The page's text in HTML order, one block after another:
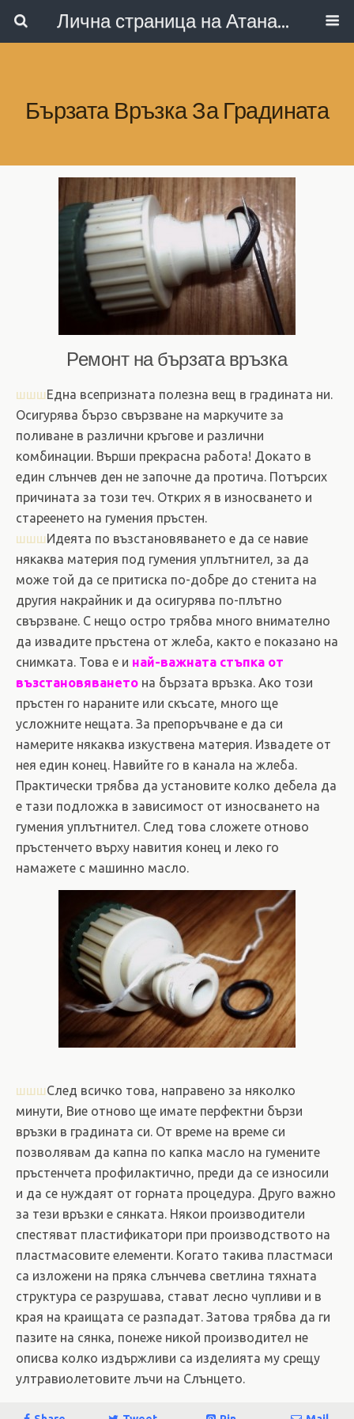
Лична страница на Атанас Коларов
Бързата Връзка За Градината
Ремонт на бързата връзка
шшшЕдна всепризната полезна вещ в градината ни.
Осигурява бързо свързване на маркучите за
поливане в различни кръгове и различни
комбинации. Върши прекрасна работа! Докато в
един слънчев ден не започне да протича. Потърсих
причината за този теч. Открих я в износването и
стареенето на гумения пръстен.
шшшИдеята по възстановяването е да се навие
някаква материя под гумения уплътнител, за да
може той да се притиска по-добре до стенита на
другия накрайник и да осигурява по-плътно
свързване. С нещо остро трябва много внимателно
да извадите пръстена от жлеба, както е показано на
снимката. Това е и най-важната стъпка от
възстановяването на бързата връзка. Ако този
пръстен го нараните или скъсате, много ще
усложните нещата. За препоръчване е да си
намерите някаква изкуствена материя. Извадете от
нея един конец. Навийте го в канала на жлеба.
Практически трябва да установите колко дебела да
е тази подложка в зависимост от износването на
гумения уплътнител. След това сложете отново
пръстенчето върху навития конец и леко го
намажете с машинно масло.
шшшСлед всичко това, направено за няколко
минути, Вие отново ще имате перфектни бързи
връзки в градината си. От време на време си
позволявам да капна по капка масло на гумените
пръстенчета профилактично, преди да се износили
и да се нуждаят от горната процедура. Друго важно
за тези връзки е сянката. Някои производители
спестяват пластификатори при производството на
пластмасовите елементи. Когато такива пластмаси
са изложени на пряка слънчева светлина тяхната
структура се разрушава, стават лесно чупливи и в
края на краищата се разпадат. Затова трябва да ги
пазите на сянка, понеже никой производител не
описва колко издържливи са изделията му срещу
ултравиолетовите лъчи на Слънцето.